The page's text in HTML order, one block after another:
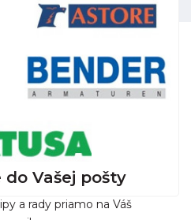
do Vašej pošty
a rady priamo na Váš